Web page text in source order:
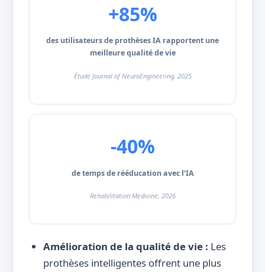
+85%
des utilisateurs de prothèses IA rapportent une
meilleure qualité de vie
Étude Journal of NeuroEngineering, 2025
-40%
de temps de rééducation avec l’IA
Rehabilitation Medicine, 2026
Amélioration de la qualité de vie : Les
prothèses intelligentes offrent une plus